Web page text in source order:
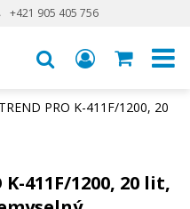
+421 905 405 756
PRO K-411F/1200, 20
K-411F/1200, 20 lit,